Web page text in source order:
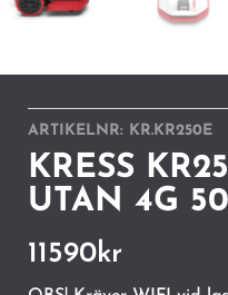
ARTIKELNR: KR.KR250E
KRESS
UTAN 4G
11590kr